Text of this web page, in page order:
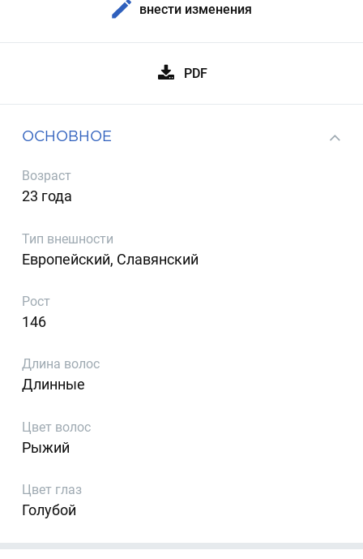
внести изменения
PDF
ОСНОВНОЕ
Возраст
23 года
Тип внешности
Европейский, Славянский
Рост
146
Длина волос
Длинные
Цвет волос
Рыжий
Цвет глаз
Голубой